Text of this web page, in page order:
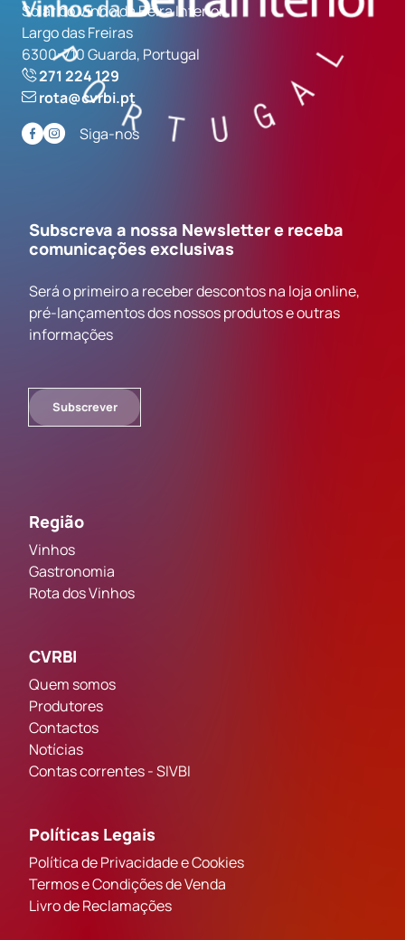
Solar do Vinho da Beira Interior
Largo das Freiras
6300-710 Guarda, Portugal
271 224 129
rota@cvrbi.pt
Siga-nos
Subscreva a nossa Newsletter e receba
comunicações exclusivas
Será o primeiro a receber descontos na loja online,
pré-lançamentos dos nossos produtos e outras
informações
Subscrever
Região
Vinhos
Gastronomia
Rota dos Vinhos
CVRBI
Quem somos
Produtores
Contactos
Notícias
Contas correntes - SIVBI
Políticas Legais
Política de Privacidade e Cookies
Termos e Condições de Venda
Livro de Reclamações